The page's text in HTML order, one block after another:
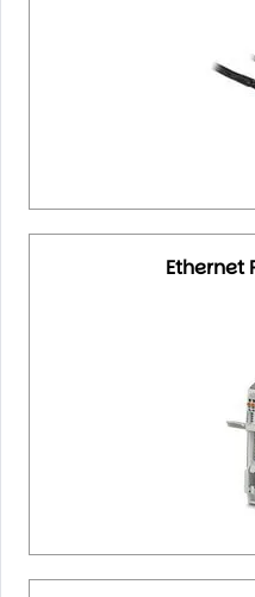
Ethernet